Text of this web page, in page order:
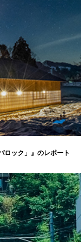
ロック」』のレポート